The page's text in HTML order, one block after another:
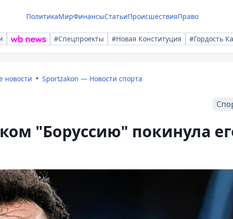
ПолитикаМирФинансыСтатьиПроисшествияПраво
#Спецпроекты #Новая Конституция #Гордость
новости Sportzakon — Новости спорта
"Боруссию" покинула